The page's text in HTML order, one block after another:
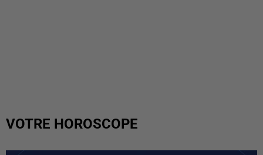
VOTRE HOROSCOPE